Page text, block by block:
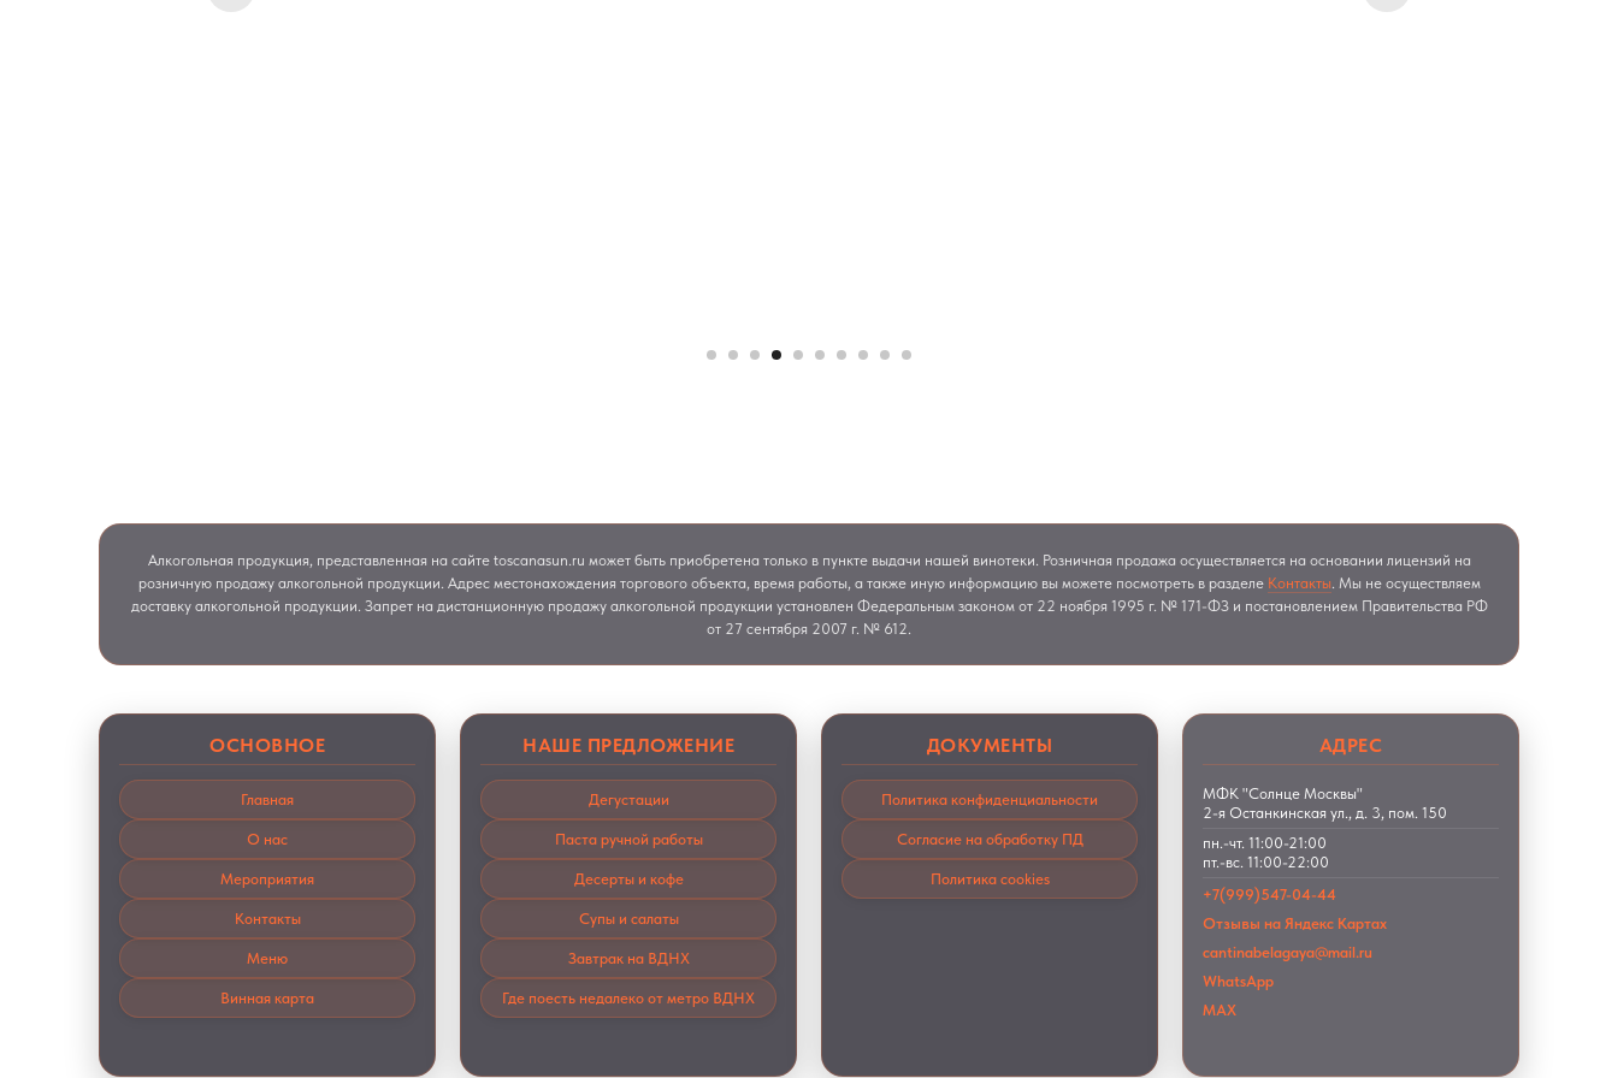
Алкогольная продукция, представленная на сайте toscanasun.ru может быть приобретена только в пункте выдачи нашей винотеки. Розничная продажа осуществляется на основании лицензий на
розничную продажу алкогольной продукции. Адрес местонахождения торгового объекта, время работы, а также иную информацию вы можете посмотреть в разделе Контакты. Мы не осуществляем
доставку алкогольной продукции. Запрет на дистанционную продажу алкогольной продукции установлен Федеральным законом от 22 ноября 1995 г. № 171-ФЗ и постановлением Правительства РФ
от 27 сентября 2007 г. № 612.
ОСНОВНОЕ
Главная
О нас
Мероприятия
Контакты
Меню
Винная карта
НАШЕ ПРЕДЛОЖЕНИЕ
Дегустации
Паста ручной работы
Десерты и кофе
Супы и салаты
Завтрак на ВДНХ
Где поесть недалеко от метро ВДНХ
ДОКУМЕНТЫ
Политика конфиденциальности
Согласие на обработку ПД
Политика cookies
АДРЕС
МФК "Солнце Москвы"
2-я Останкинская ул., д. 3, пом. 150
пн.-чт. 11:00-21:00
пт.-вс. 11:00-22:00
+7(999)547-04-44
Отзывы на Яндекс Картах
cantinabelagaya@mail.ru
WhatsApp
MAX